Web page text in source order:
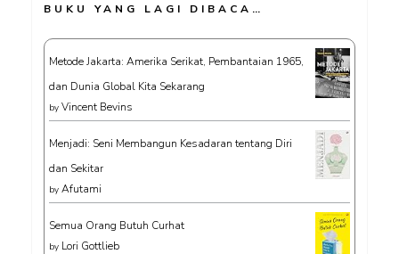
BUKU YANG LAGI DIBACA…
Metode Jakarta: Amerika Serikat, Pembantaian 1965,
dan Dunia Global Kita Sekarang
by Vincent Bevins
Menjadi: Seni Membangun Kesadaran tentang Diri
dan Sekitar
by Afutami
Semua Orang Butuh Curhat
by Lori Gottlieb